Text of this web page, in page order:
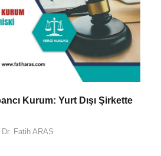
Kurum: Yurt Dışı Şirkette
Fatih ARAS